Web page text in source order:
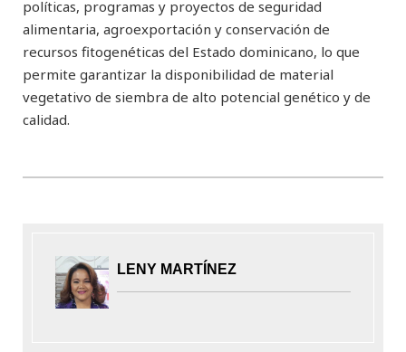
políticas, programas y proyectos de seguridad
alimentaria, agroexportación y conservación de
recursos fitogenéticas del Estado dominicano, lo que
permite garantizar la disponibilidad de material
vegetativo de siembra de alto potencial genético y de
calidad.
LENY MARTÍNEZ